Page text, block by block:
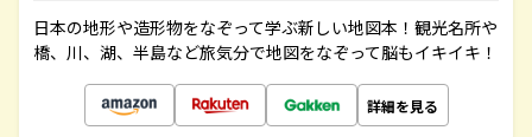
日本の地形や造形物をなぞって学ぶ新しい地図本！観光名所や
橋、川、湖、半島など旅気分で地図をなぞって脳もイキイキ！
詳細を見る